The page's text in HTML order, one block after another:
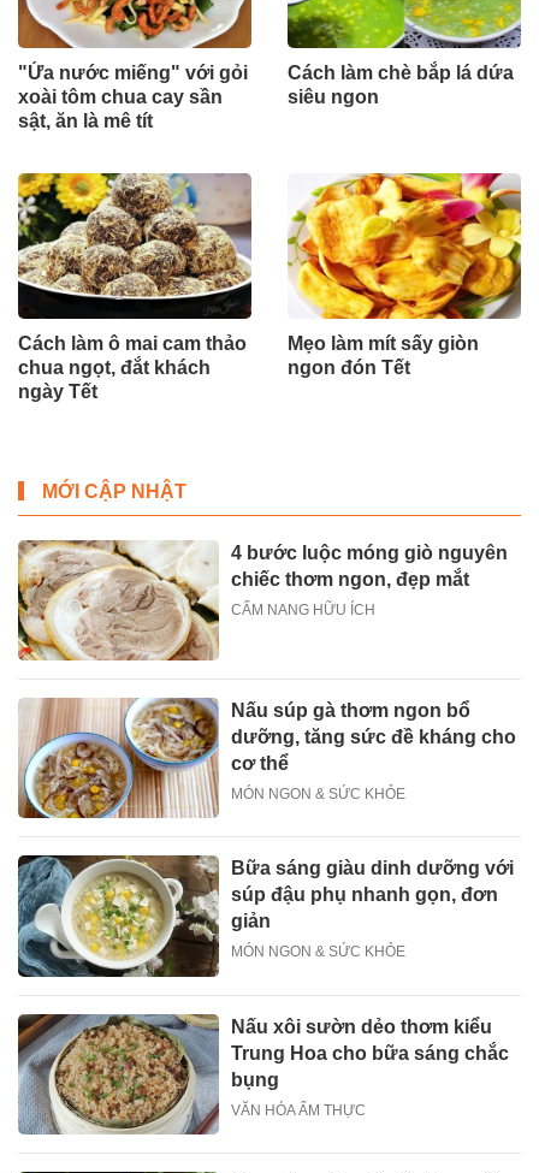
"Ứa nước miếng" với gỏi
xoài tôm chua cay sần
sật, ăn là mê tít
Cách làm chè bắp lá dứa
siêu ngon
Cách làm ô mai cam thảo
chua ngọt, đắt khách
ngày Tết
Mẹo làm mít sấy giòn
ngon đón Tết
MỚI CẬP NHẬT
4 bước luộc móng giò nguyên
chiếc thơm ngon, đẹp mắt
CẨM NANG HỮU ÍCH
Nấu súp gà thơm ngon bổ
dưỡng, tăng sức đề kháng cho
cơ thể
MÓN NGON & SỨC KHỎE
Bữa sáng giàu dinh dưỡng với
súp đậu phụ nhanh gọn, đơn
giản
MÓN NGON & SỨC KHỎE
Nấu xôi sườn dẻo thơm kiểu
Trung Hoa cho bữa sáng chắc
bụng
VĂN HÓA ẨM THỰC